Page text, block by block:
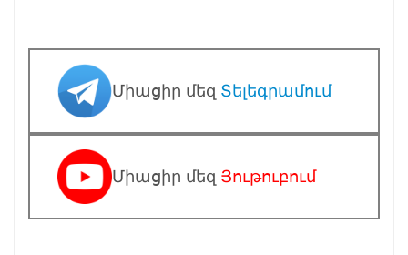
Միացիր մեզ Տելեգրամում
Միացիր մեզ Յութուբում